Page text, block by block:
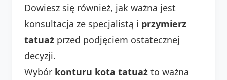
Dowiesz się również, jak ważna jest
konsultacja ze specjalistą i przymierz
tatuaż przed podjęciem ostatecznej
decyzji.
Wybór konturu kota tatuaż to ważna